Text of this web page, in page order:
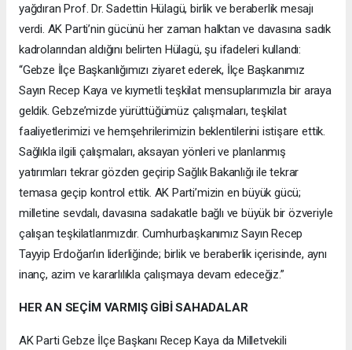
yağdıran Prof. Dr. Sadettin Hülagü, birlik ve beraberlik mesajı
verdi. AK Parti’nin gücünü her zaman halktan ve davasına sadık
kadrolarından aldığını belirten Hülagü, şu ifadeleri kullandı:
“Gebze İlçe Başkanlığımızı ziyaret ederek, İlçe Başkanımız
Sayın Recep Kaya ve kıymetli teşkilat mensuplarımızla bir araya
geldik. Gebze’mizde yürüttüğümüz çalışmaları, teşkilat
faaliyetlerimizi ve hemşehrilerimizin beklentilerini istişare ettik.
Sağlıkla ilgili çalışmaları, aksayan yönleri ve planlanmış
yatırımları tekrar gözden geçirip Sağlık Bakanlığı ile tekrar
temasa geçip kontrol ettik. AK Parti’mizin en büyük gücü;
milletine sevdalı, davasına sadakatle bağlı ve büyük bir özveriyle
çalışan teşkilatlarımızdır. Cumhurbaşkanımız Sayın Recep
Tayyip Erdoğan’ın liderliğinde; birlik ve beraberlik içerisinde, aynı
inanç, azim ve kararlılıkla çalışmaya devam edeceğiz.”
HER AN SEÇİM VARMIŞ GİBİ SAHADALAR
AK Parti Gebze İlçe Başkanı Recep Kaya da Milletvekili